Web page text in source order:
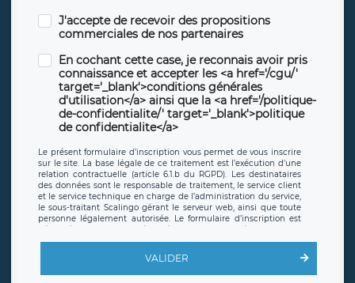
J'accepte de recevoir des propositions
commerciales de nos partenaires
En cochant cette case, je reconnais avoir pris
connaissance et accepter les <a href='/cgu/'
target='_blank'>conditions générales
d'utilisation</a> ainsi que la <a href='/politique-
de-confidentialite/' target='_blank'>politique
de confidentialite</a>
Le présent formulaire d’inscription vous permet de vous inscrire
sur le site. La base légale de ce traitement est l’exécution d’une
relation contractuelle (article 6.1.b du RGPD). Les destinataires
des données sont le responsable de traitement, le service client
et le service technique en charge de l’administration du service,
le sous-traitant Scalingo gérant le serveur web, ainsi que toute
personne légalement autorisée. Le formulaire d’inscription est
offrant desclauses de protection conformes au RGPD. Les
en sollicite la suppression, étant entendu que vous pouvez
demander la suppression de vos données et retirer votre
VALIDER